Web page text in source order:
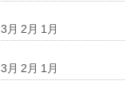
3月 2月 1月
3月 2月 1月